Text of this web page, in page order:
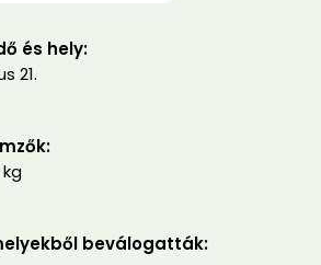
és hely:
21.
beválogatták: